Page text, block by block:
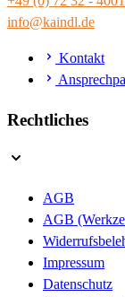
info@kaindl.de
Kontakt
Rechtliches
AGB
AGB
Impressum
Datenschutz